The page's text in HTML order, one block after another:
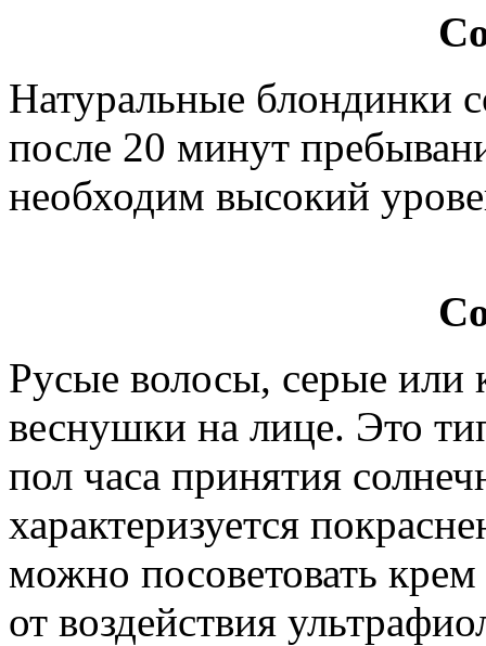
Натуральные блондинки
после 20 минут
необходим высокий
Русые волосы, серые или
веснушки на лице. Это
пол часа принятия
характеризуется
можно посоветовать
от воздействия